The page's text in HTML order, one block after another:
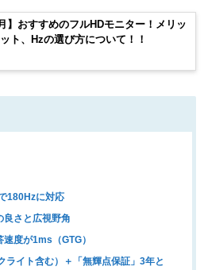
】おすすめのフルHDモニター！メリッ
ト、Hzの選び方について！！
180Hzに対応
良さと広視野角
速度が1ms（GTG）
ライト含む）＋「無輝点保証」3年と